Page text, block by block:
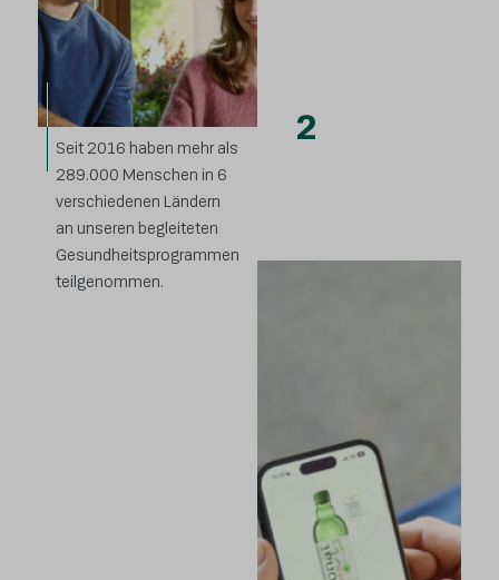
Seit 2016 haben mehr als
289.000 Menschen in 6
verschiedenen Ländern
an unseren begleiteten
Gesundheitsprogrammen
teilgenommen.
2